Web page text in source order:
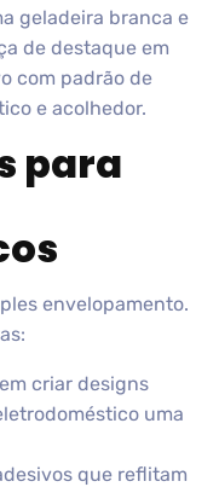
geladeira branca e
de destaque em
com padrão de
e acolhedor.
para
envelopamento.
criar designs
uma
que reflitam